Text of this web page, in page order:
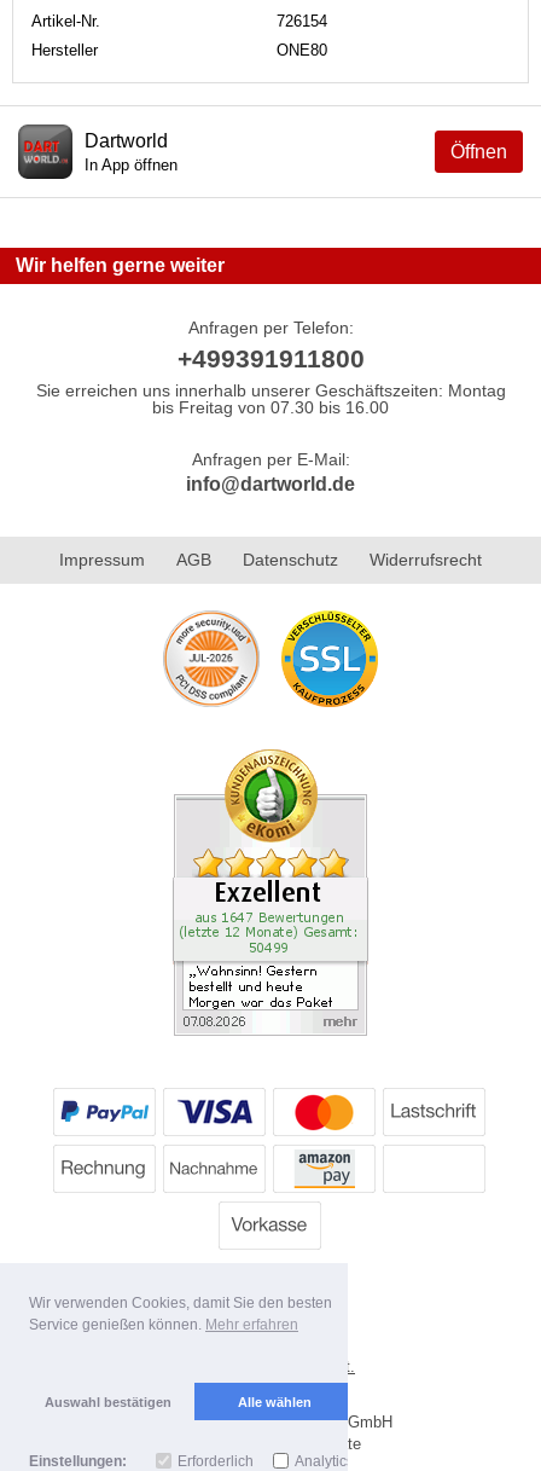
Wir verwenden Cookies, damit Sie den besten
Service genießen können. Mehr erfahren
Auswahl bestätigen Alle wählen
Einstellungen: Erforderlich Analytics
Artikel-Nr.
726154
Hersteller
ONE80
Öffnen
Dartworld
In App öffnen
Wir helfen gerne weiter
Anfragen per Telefon:
+499391911800
Sie erreichen uns innerhalb unserer Geschäftszeiten: Montag
bis Freitag von 07.30 bis 16.00
Anfragen per E-Mail:
info@dartworld.de
Impressum AGB Datenschutz Widerrufsrecht
Alle Preise inkl. MwSt.
Lieferbedingungen
Copyright 2026 by Dartpoint GmbH
Mobile Shop by Shopgate